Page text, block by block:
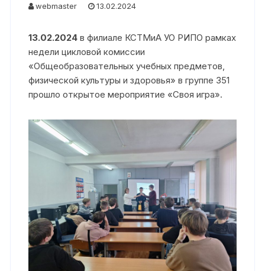
webmaster
13.02.2024
13.02.2024 в филиале КСТМиА УО РИПО рамках
недели цикловой комиссии
«Общеобразовательных учебных предметов,
физической культуры и здоровья» в группе 351
прошло открытое мероприятие «Своя игра».